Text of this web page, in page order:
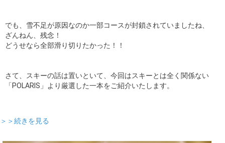
でも、雪不足が原因なのか一部コースが封鎖されていましたね、
ざんねん、残念！
どうせなら全部滑り切りたかった！！
さて、スキーの話は置いといて、今回はスキーとは全く関係ない
「POLARIS」より厳選した一本をご紹介いたします。
＞＞続きを見る